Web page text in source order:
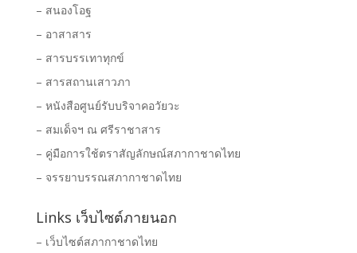
– สนองโอฐ
– อาสาสาร
– สารบรรเทาทุกข์
– สารสถานเสาวภา
– หนังสือศูนย์รับบริจาคอวัยวะ
– สมเด็จฯ ณ ศรีราชาสาร
– คู่มือการใช้ตราสัญลักษณ์สภากาชาดไทย
– จรรยาบรรณสภากาชาดไทย
Links เว็บไซต์ภายนอก
– เว็บไซต์สภากาชาดไทย